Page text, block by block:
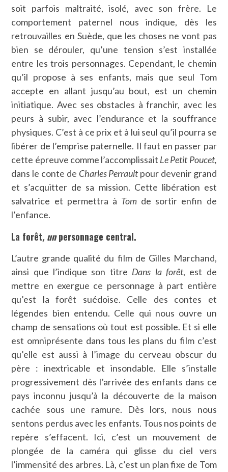
soit parfois maltraité, isolé, avec son frère. Le
comportement paternel nous indique, dès les
retrouvailles en Suède, que les choses ne vont pas
bien se dérouler, qu’une tension s’est installée
entre les trois personnages. Cependant, le chemin
qu’il propose à ses enfants, mais que seul Tom
accepte en allant jusqu’au bout, est un chemin
initiatique. Avec ses obstacles à franchir, avec les
peurs à subir, avec l’endurance et la souffrance
physiques. C’est à ce prix et à lui seul qu’il pourra se
libérer de l’emprise paternelle. Il faut en passer par
cette épreuve comme l’accomplissait Le Petit Poucet,
dans le conte de Charles Perraultpour devenir grand
et s’acquitter de sa mission. Cette libération est
salvatrice et permettra à Tom de sortir enfin de
l’enfance.
La forêt, unpersonnage central.
L’autre grande qualité du film de Gilles Marchand,
ainsi que l’indique son titre Dans la forêt, est de
mettre en exergue ce personnage à part entière
qu’est la forêt suédoise. Celle des contes et
légendes bien entendu. Celle qui nous ouvre un
champ de sensations où tout est possible. Et si elle
est omniprésente dans tous les plans du film c’est
qu’elle est aussi à l’image du cerveau obscur du
père : inextricable et insondable. Elle s’installe
progressivement dès l’arrivée des enfants dans ce
pays inconnu jusqu’à la découverte de la maison
cachée sous une ramure. Dès lors, nous nous
sentons perdus avec les enfants. Tous nos points de
repère s’effacent. Ici, c’est un mouvement de
plongée de la caméra qui glisse du ciel vers
l’immensité des arbres. Là, c’est un plan fixe de Tom